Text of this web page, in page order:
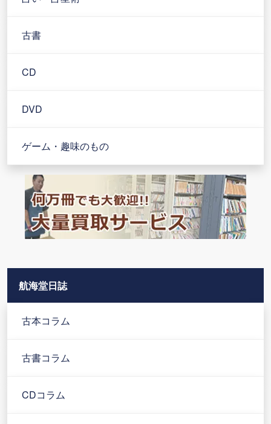
古書
CD
DVD
ゲーム・趣味のもの
航海堂日誌
古本コラム
古書コラム
CDコラム